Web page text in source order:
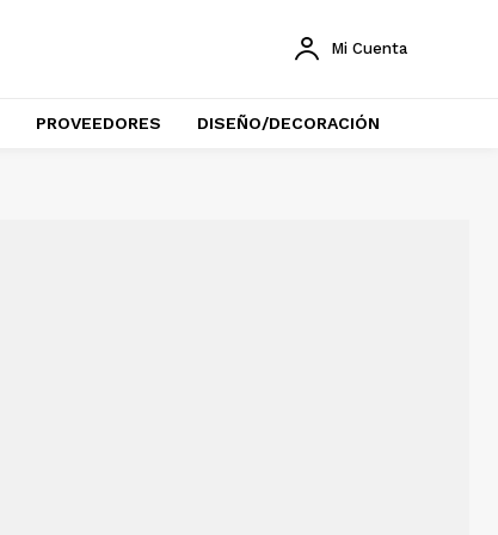
Mi Cuenta
PROVEEDORES DISEÑO/DECORACIÓN